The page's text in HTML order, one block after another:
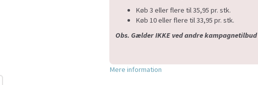
Køb 3 eller flere til 35,95 pr. stk.
Køb 10 eller flere til 33,95 pr. stk.
Obs. Gælder IKKE ved andre kampagnetilbud
Mere information